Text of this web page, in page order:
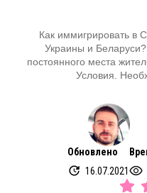
Как иммигрировать в
Украины и
постоянного места
Условия.
Обновлено
16.07.2021